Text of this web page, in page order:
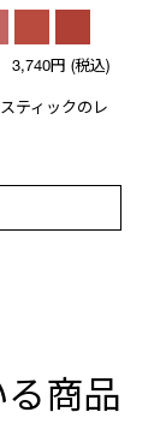
3,740円 (税込)
ティックのレ
商品